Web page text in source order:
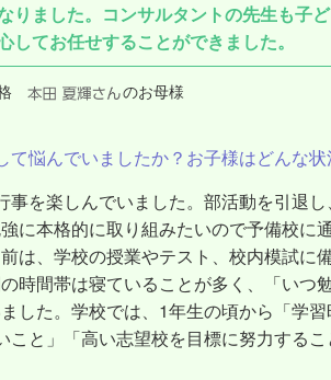
りました。コンサルタントの先生も子
してお任せすることができました。
のお母様
て悩んでいましたか？お子様はどんな状
を楽しんでいました。部活動を引退
に本格的に取り組みたいので予備校に
は、学校の授業やテスト、校内模試に
時間帯は寝ていることが多く、「いつ
した。学校では、1年生の頃から「学
と」「高い志望校を目標に努力する